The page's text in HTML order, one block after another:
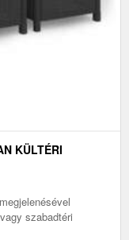
KÜLTÉRI
szabadtéri